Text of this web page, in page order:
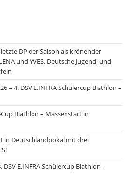
DP der Saison als krönender
und YVES, Deutsche Jugend- und
– 4. DSV E.INFRA Schülercup Biathlon –
Cup Biathlon – Massenstart in
Ein Deutschlandpokal mit drei
DSV E.INFRA Schülercup Biathlon –